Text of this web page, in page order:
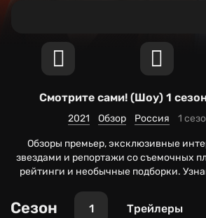
2021 Обзор Россия 1
Смотрите сами! (Шоу) 1
Обзоры премьер, эксклюзивные
звездами и репортажи со съемочных
рейтинги и необычные подборки.
Сезон 1 Трейлеры